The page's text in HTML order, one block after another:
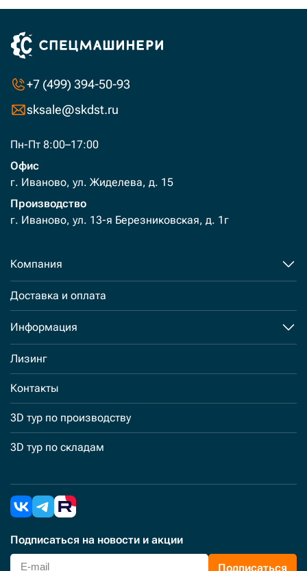
+7 (499) 394-50-93
sksale@skdst.ru
Пн-Пт 8:00–17:00
Офис
г. Иваново, ул. Жиделева, д. 15
Производство
г. Иваново, ул. 13-я Березниковская, д. 1г
Компания
Доставка и оплата
Информация
Лизинг
Контакты
3D тур по производству
3D тур по складам
Подписаться на новости и акции
Подписаться